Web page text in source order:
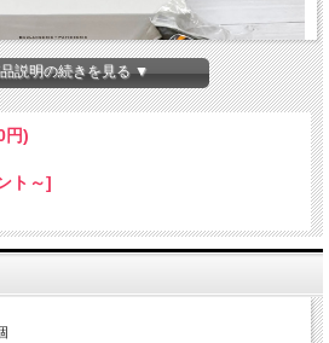
説明の続きを見る ▼
円)
ト～]